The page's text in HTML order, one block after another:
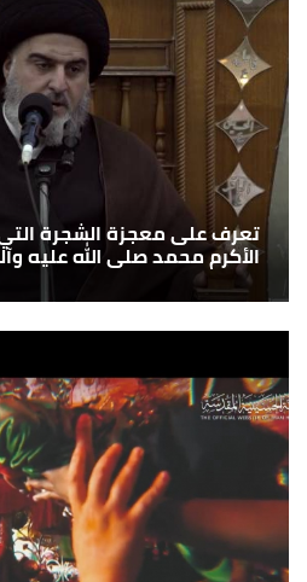
تعرف على معجزة الشجرة
الأكرم محمد صلى الله عليه